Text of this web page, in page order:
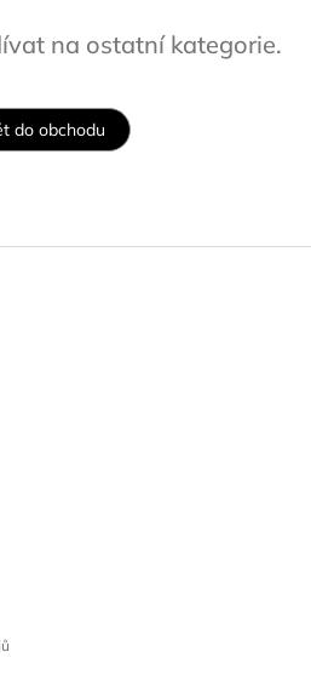
na ostatní kategorie.
do obchodu